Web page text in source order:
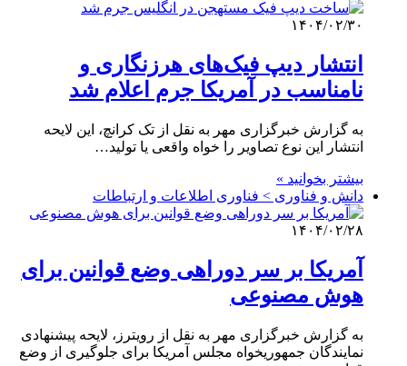
۱۴۰۴/۰۲/۳۰
انتشار دیپ فیک‌های هرزنگاری و
نامناسب در آمریکا جرم اعلام شد
به گزارش خبرگزاری مهر به نقل از تک کرانچ، این لایحه
انتشار این نوع تصاویر را خواه واقعی یا تولید…
بیشتر بخوانید »
دانش و فناوری > فناوری اطلاعات و ارتباطات
۱۴۰۴/۰۲/۲۸
آمریکا بر سر دوراهی وضع قوانین برای
هوش مصنوعی
به گزارش خبرگزاری مهر به نقل از رویترز، لایحه پیشنهادی
نمایندگان جمهوریخواه مجلس آمریکا برای جلوگیری از وضع